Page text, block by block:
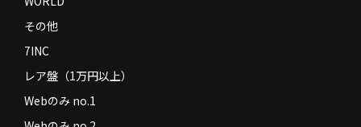
その他
7INC
レア盤（1万円以上）
Webのみ no.1